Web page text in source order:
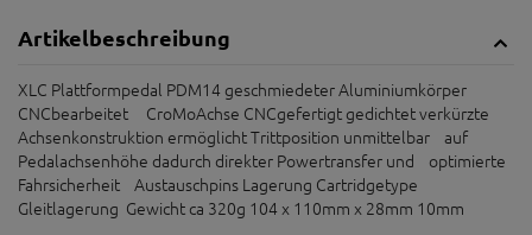
Artikelbeschreibung
XLC Plattformpedal PDM14 geschmiedeter Aluminiumkörper
CNCbearbeitet CroMoAchse CNCgefertigt gedichtet verkürzte
Achsenkonstruktion ermöglicht Trittposition unmittelbar auf
Pedalachsenhöhe dadurch direkter Powertransfer und optimierte
Fahrsicherheit Austauschpins Lagerung Cartridgetype
Gleitlagerung Gewicht ca 320g 104 x 110mm x 28mm 10mm